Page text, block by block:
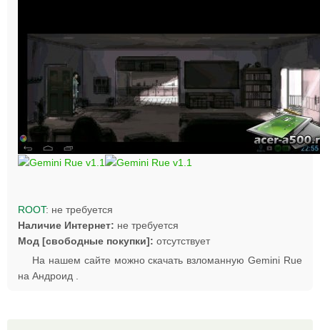
ROOT: не требуется
Наличие Интернет: не требуется
Мод [свободные покупки]: отсутствует
На нашем сайте можно скачать взломанную Gemini Rue
на Андроид .